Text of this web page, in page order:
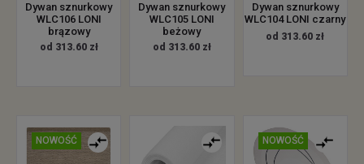
Dywan sznurkowy
WLC106 LONI
brązowy
od 313.60 zł
Dywan sznurkowy
WLC105 LONI
beżowy
od 313.60 zł
Dywan sznurkowy
WLC104 LONI czarny
od 313.60 zł
NOWOŚĆ NOWOŚĆ